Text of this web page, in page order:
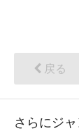
戻る
さらにジ